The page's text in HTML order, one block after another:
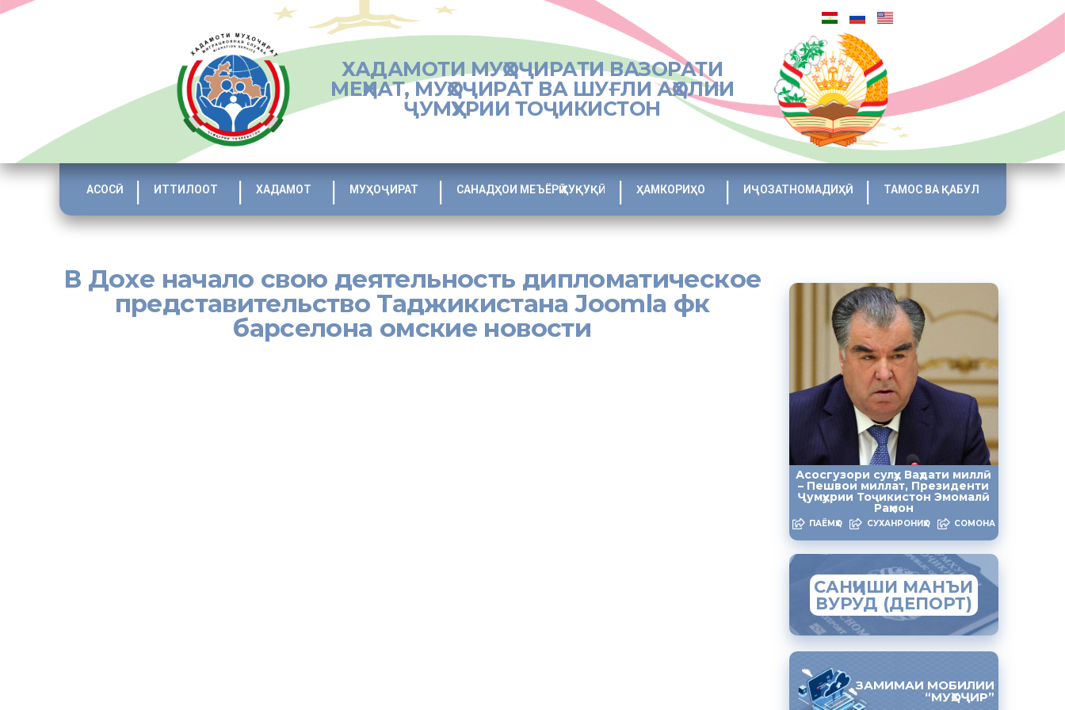
ХАДАМОТИ МУҲОҶИРАТИ ВАЗОРАТИ
МЕҲНАТ, МУҲОҶИРАТ ВА ШУҒЛИ АҲОЛИИ
ҶУМҲУРИИ ТОҶИКИСТОН
АСОСӢ ИТТИЛООТ ХАДАМОТ МУҲОҶИРАТ САНАДҲОИ МЕЪЁРӢ ҲУҚУҚӢ ҲАМКОРИҲО ИҶОЗАТНОМАДИҲӢ ТАМОС ВА ҚАБУЛ
В Дохе начало свою деятельность дипломатическое
представительство Таджикистана Joomla фк
барселона омские новости
Асосгузори сулҳу Ваҳдати миллӣ
– Пешвои миллат, Президенти
Ҷумҳурии Тоҷикистон Эмомалӣ
Раҳмон
ПАЁМҲО СУХАНРОНИҲО СОМОНА
САНҶИШИ МАНЪИ
ВУРУД (ДЕПОРТ)
ЗАМИМАИ МОБИЛИИ
“МУҲОҶИР”